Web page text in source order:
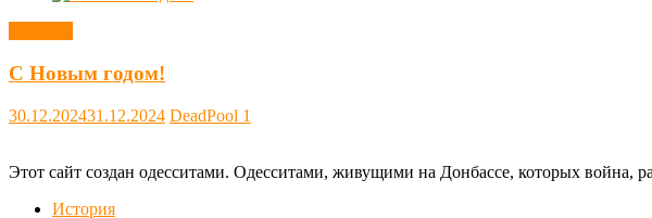
С Новым годом!
30.12.202431.12.2024 DeadPool 1
Этот сайт создан одесситами. Одесситами, живущими на Донбассе, которых война,
История